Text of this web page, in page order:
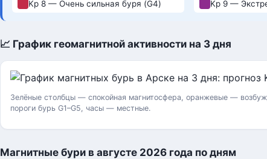
Kp 8 — Очень сильная буря (G4) Kp 9 —
📈 График геомагнитной активности на 3 дня
Зелёные столбцы — спокойная магнитосфера, оранжевые —
пороги бурь G1–G5, часы — местные.
Магнитные бури в августе 2026 года по дням